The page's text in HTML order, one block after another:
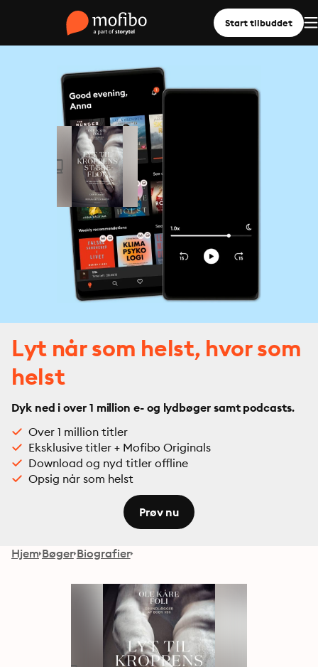
Start tilbuddet
Lyt når som helst, hvor som
helst
Dyk ned i over 1 million e- og lydbøger samt podcasts.
Over 1 million titler
Eksklusive titler + Mofibo Originals
Download og nyd titler offline
Opsig når som helst
Prøv nu
Hjem Bøger Biografier